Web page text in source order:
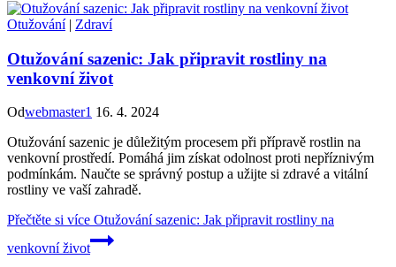
Otužování| Zdraví
Otužování sazenic: Jak připravit rostliny na
venkovní život
Odwebmaster1 16. 4. 2024
Otužování sazenic je důležitým procesem při přípravě rostlin na
venkovní prostředí. Pomáhá jim získat odolnost proti nepříznivým
podmínkám. Naučte se správný postup a užijte si zdravé a vitální
rostliny ve vaší zahradě.
Přečtěte si více Otužování sazenic: Jak připravit rostliny na
venkovní život